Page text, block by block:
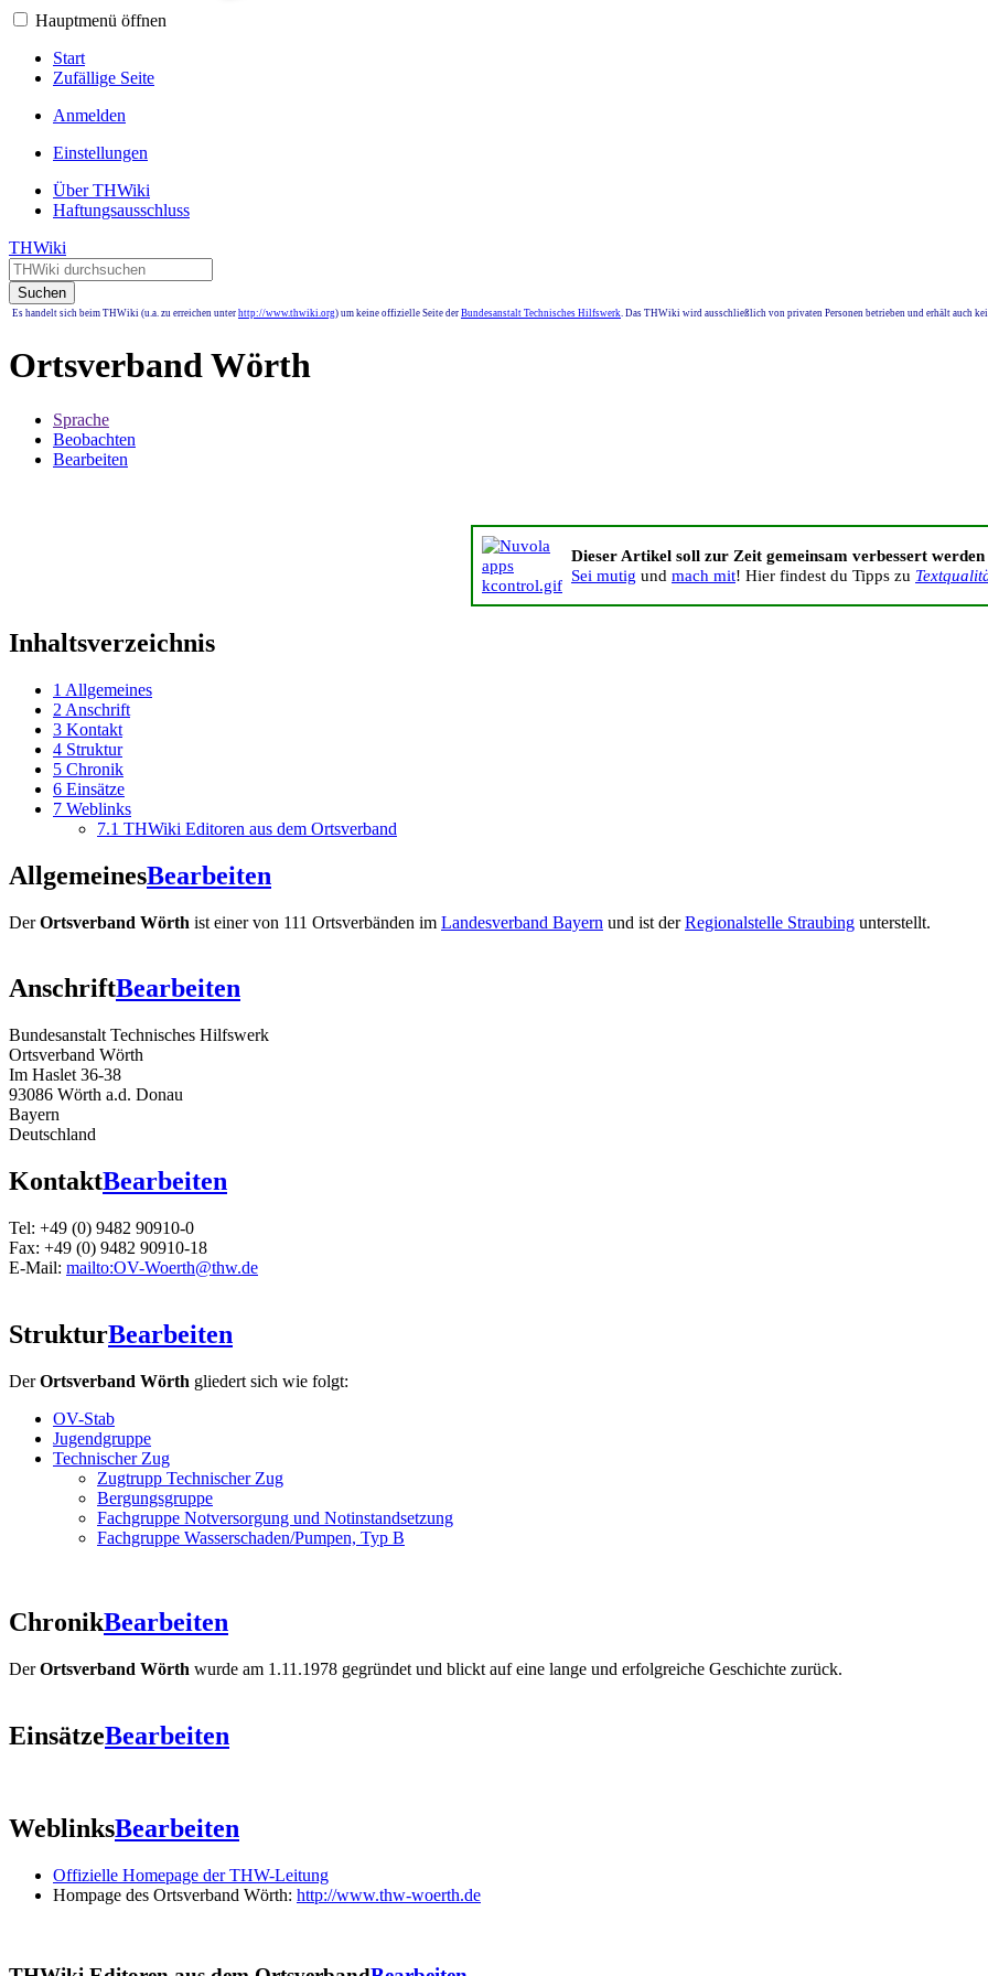
Hauptmenü öffnen
Start
Zufällige Seite
Anmelden
Einstellungen
Über THWiki
Haftungsausschluss
THWiki
Suchen
Es handelt sich beim THWiki (u.a. zu erreichen unter http://www.thwiki.org) um keine offizielle Seite der Bundesanstalt Technisches Hilfswerk. Das THWiki wird ausschließlich von privaten Personen betrieben und erhält auch
Ortsverband Wörth
Sprache
Beobachten
Bearbeiten
Dieser Artikel soll zur Zeit gemeinsam verbessert werden
Sei mutig und mach mit! Hier findest du Tipps zu
Inhaltsverzeichnis
1 Allgemeines
2 Anschrift
3 Kontakt
4 Struktur
5 Chronik
6 Einsätze
7 Weblinks
7.1 THWiki Editoren aus dem Ortsverband
AllgemeinesBearbeiten
DerOrtsverband Wörth ist einer von 111 Ortsverbänden im Landesverband Bayern und ist derRegionalstelle Straubing unterstellt.
AnschriftBearbeiten
Bundesanstalt Technisches Hilfswerk
Ortsverband Wörth
Im Haslet 36-38
93086 Wörth a.d. Donau
Bayern
Deutschland
KontaktBearbeiten
Tel: +49 (0) 9482 90910-0
Fax: +49 (0) 9482 90910-18
E-Mail: mailto:OV-Woerth@thw.de
StrukturBearbeiten
DerOrtsverband Wörth gliedert sich wie folgt:
OV-Stab
Jugendgruppe
Technischer Zug
Zugtrupp Technischer Zug
Bergungsgruppe
Fachgruppe Notversorgung und Notinstandsetzung
Fachgruppe Wasserschaden/Pumpen, Typ B
ChronikBearbeiten
DerOrtsverband Wörth wurde am 1.11.1978 gegründet und blickt auf eine lange und erfolgreiche Geschichte zurück.
EinsätzeBearbeiten
WeblinksBearbeiten
Offizielle Homepage der THW-Leitung
Hompage des Ortsverband Wörth: http://www.thw-woerth.de